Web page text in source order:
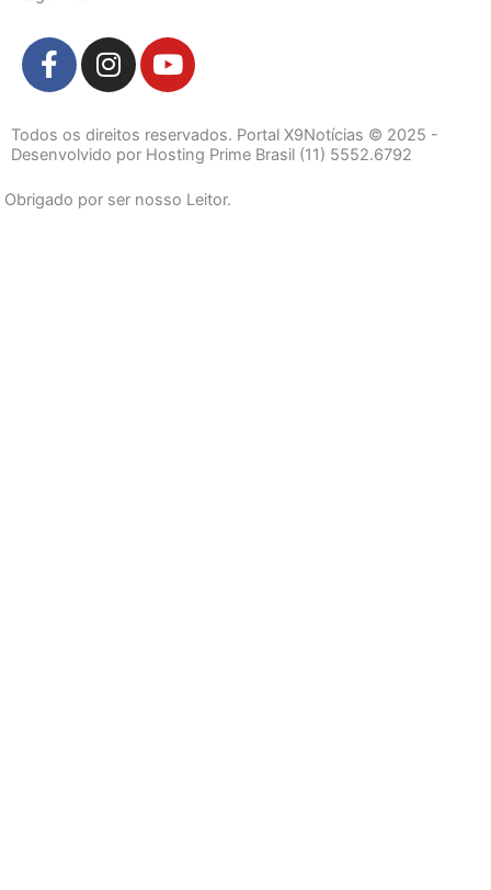
F
a
e
b
o
o
I
n
t
a
r
Y
o
t
u
e
Todos os direitos reservados. Portal X9Notícias © 2025 -
Desenvolvido por Hosting Prime Brasil (11) 5552.6792
Obrigado por ser nosso Leitor.